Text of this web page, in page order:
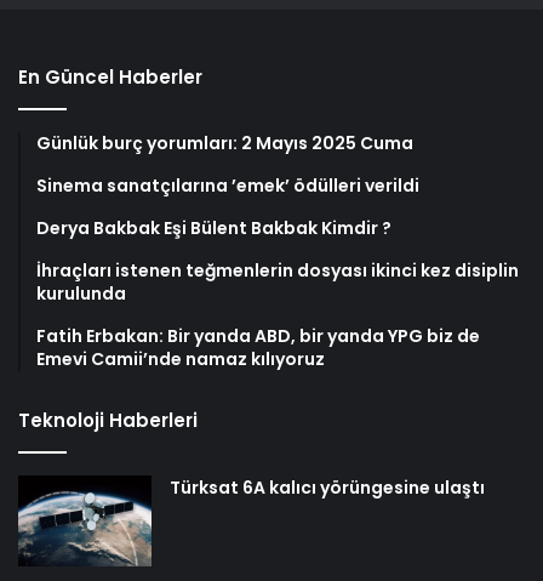
En Güncel Haberler
Günlük burç yorumları: 2 Mayıs 2025 Cuma
Sinema sanatçılarına ’emek’ ödülleri verildi
Derya Bakbak Eşi Bülent Bakbak Kimdir ?
İhraçları istenen teğmenlerin dosyası ikinci kez disiplin
kurulunda
Fatih Erbakan: Bir yanda ABD, bir yanda YPG biz de
Emevi Camii’nde namaz kılıyoruz
Teknoloji Haberleri
Türksat 6A kalıcı yörüngesine ulaştı